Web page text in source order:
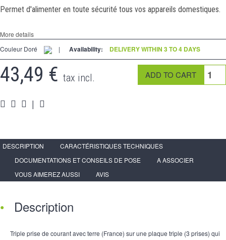
Accessories
Pièces
Media
Permet d'alimenter en toute sécurité tous vos appareils domestiques.
More details
Couleur Doré
| Availability: DELIVERY WITHIN 3 TO 4 DAYS
43,49 € tax incl.
|
DESCRIPTION
CARACTÉRISTIQUES TECHNIQUES
DOCUMENTATIONS ET CONSEILS DE POSE
A ASSOCIER
VOUS AIMEREZ AUSSI
AVIS
Description
Triple prise de courant avec terre (France) sur une plaque triple (3 prises) qui